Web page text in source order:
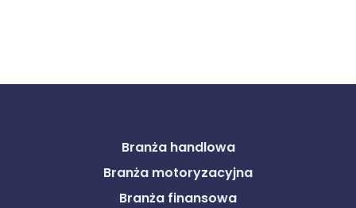
Branża handlowa
Branża motoryzacyjna
Branża finansowa